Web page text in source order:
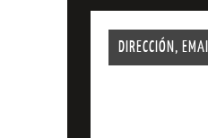
DIRECCIÓN,